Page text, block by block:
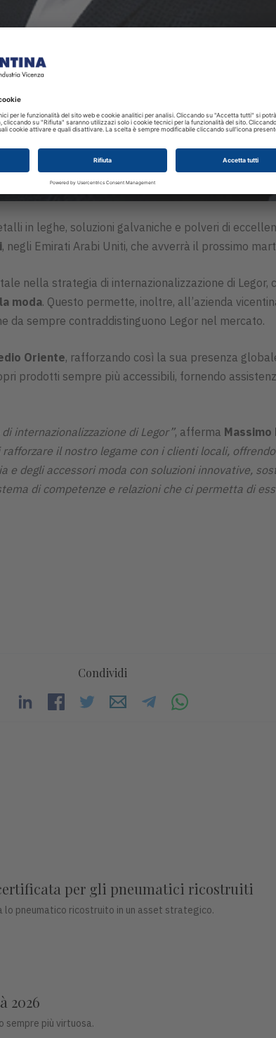
in leghe, soluzioni galvaniche e polveri di
, negli Emirati Arabi Uniti, che avverrà il prossimo
nella strategia di internazionalizzazione di Legor,
moda. Questo permette, inoltre, all’azienda
da sempre contraddistinguono Legor nel mercato.
Oriente, rafforzando così la sua presenza
prodotti sempre più accessibili, fornendo
internazionalizzazione di Legor”, afferma Massimo
il nostro legame con i clienti locali,
degli accessori moda con soluzioni innovative,
di competenze e relazioni che ci permetta di
Condividi
per gli pneumatici ricostruiti
pneumatico ricostruito in un asset strategico.
2026
sempre più virtuosa.